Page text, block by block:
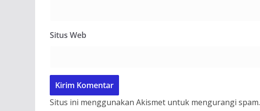
Situs Web
Situs ini menggunakan Akismet untuk mengurangi spam.